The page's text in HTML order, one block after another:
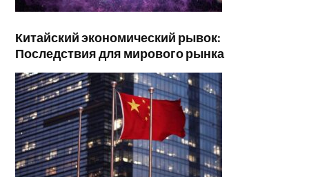
Китайский экономический рывок:
Последствия для мирового рынка